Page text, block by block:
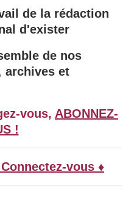
de la rédaction
d'exister
de nos
archives et
vous, ABONNEZ-
!
vous ♦